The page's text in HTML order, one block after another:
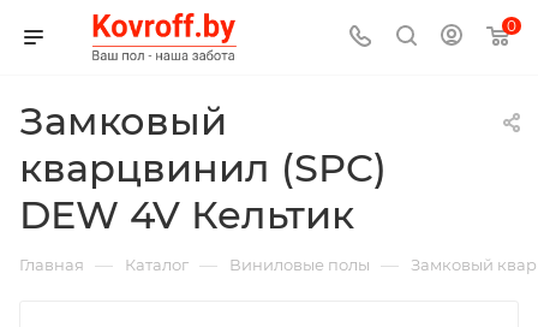
0
Замковый
кварцвинил (SPC)
DEW 4V Кельтик
Главная — Каталог — Виниловые полы — Замковый